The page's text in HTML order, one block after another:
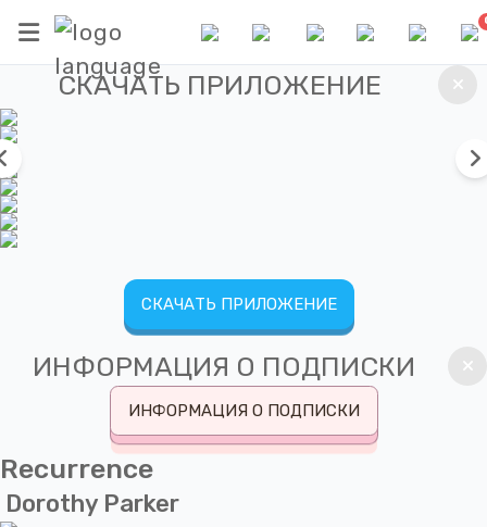
СКАЧАТЬ ПРИЛОЖЕНИЕ
СКАЧАТЬ ПРИЛОЖЕНИЕ
ИНФОРМАЦИЯ О ПОДПИСКИ
ИНФОРМАЦИЯ О ПОДПИСКИ
Recurrence
Dorothy Parker